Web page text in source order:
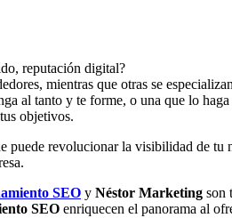
reputación digital?
mientras que otras se
al tanto y te forme, o una que lo
objetivos.
puede revolucionar la visibilidad de tu
SEO y Néstor Marketing son
SEO enriquecen el panorama al